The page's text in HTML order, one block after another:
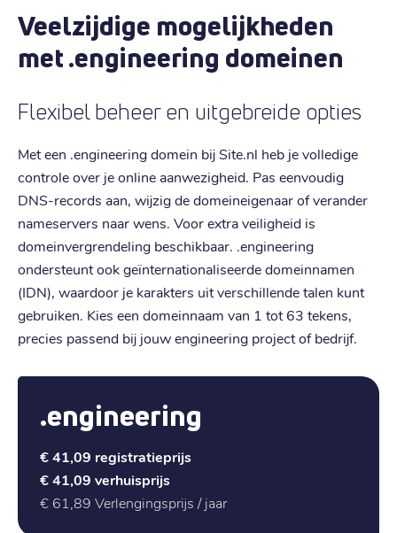
Veelzijdige mogelijkheden
met .engineering domeinen
Flexibel beheer en uitgebreide opties
Met een .engineering domein bij Site.nl heb je volledige
controle over je online aanwezigheid. Pas eenvoudig
DNS-records aan, wijzig de domeineigenaar of verander
nameservers naar wens. Voor extra veiligheid is
domeinvergrendeling beschikbaar. .engineering
ondersteunt ook geïnternationaliseerde domeinnamen
(IDN), waardoor je karakters uit verschillende talen kunt
gebruiken. Kies een domeinnaam van 1 tot 63 tekens,
precies passend bij jouw engineering project of bedrijf.
.engineering
€ 41,09 registratieprijs
€ 41,09 verhuisprijs
€ 61,89 Verlengingsprijs / jaar